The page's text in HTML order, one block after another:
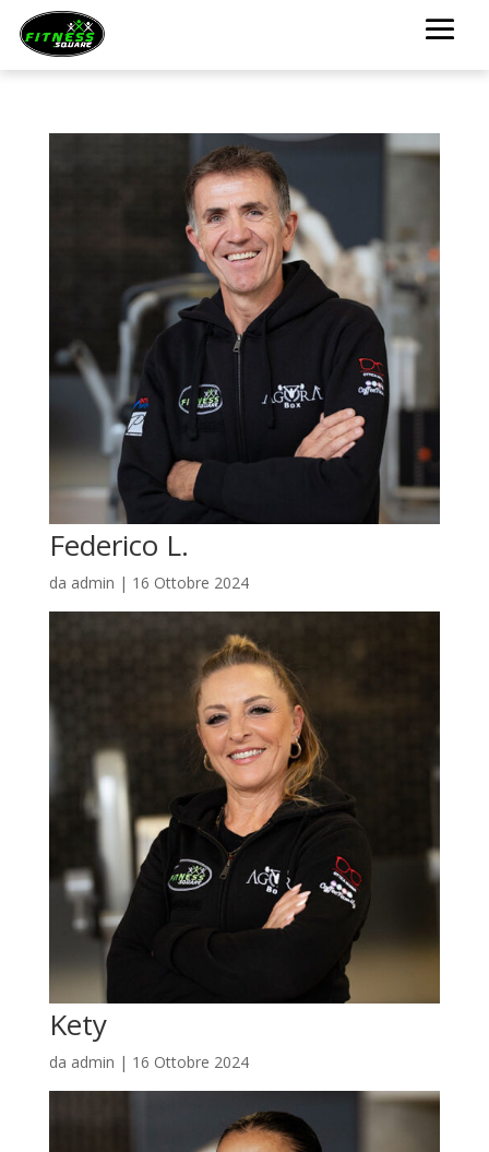
Federico L.
da admin | 16 Ottobre 2024
Kety
da admin | 16 Ottobre 2024